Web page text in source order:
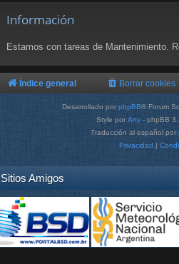
Información
Estamos con tareas de Mantenimiento.
Índice general Borrar cookies
Desarrollado por phpBB® Forum
Style por Arty - phpBB
Traducción al español por
Privacidad |
Sitios Amigos